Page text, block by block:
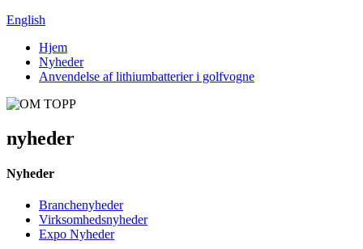
English
Hjem
Nyheder
Anvendelse af lithiumbatterier i golfvogne
nyheder
Nyheder
Branchenyheder
Virksomhedsnyheder
Expo Nyheder